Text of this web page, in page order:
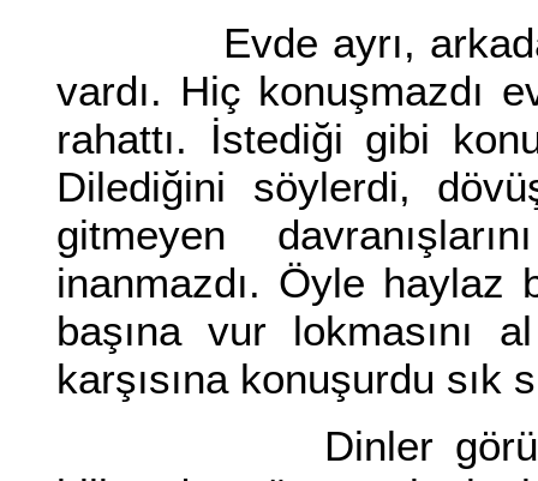
Evde ayrı,
vardı. Hiç konuşmazdı
rahattı. İstediği gibi
Dilediğini söylerdi,
gitmeyen
inanmazdı. Öyle
başına vur lokmasını
karşısına konuşurdu sık
Dinler